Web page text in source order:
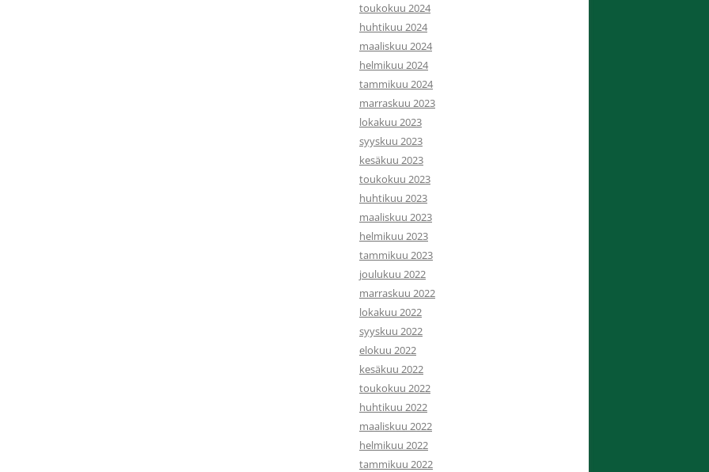
toukokuu 2024
huhtikuu 2024
maaliskuu 2024
helmikuu 2024
tammikuu 2024
marraskuu 2023
lokakuu 2023
syyskuu 2023
kesäkuu 2023
toukokuu 2023
huhtikuu 2023
maaliskuu 2023
helmikuu 2023
tammikuu 2023
joulukuu 2022
marraskuu 2022
lokakuu 2022
syyskuu 2022
elokuu 2022
kesäkuu 2022
toukokuu 2022
huhtikuu 2022
maaliskuu 2022
helmikuu 2022
tammikuu 2022